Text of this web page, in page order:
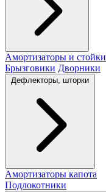
Амортизаторы и стойки
Брызговики Дворники
Дефлекторы, шторки
Амортизаторы капота
Подлокотники